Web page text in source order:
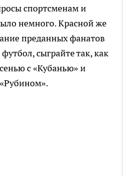
спортсменам и
немного. Красной же
преданных фанатов
сыграйте так, как
с «Кубанью» и